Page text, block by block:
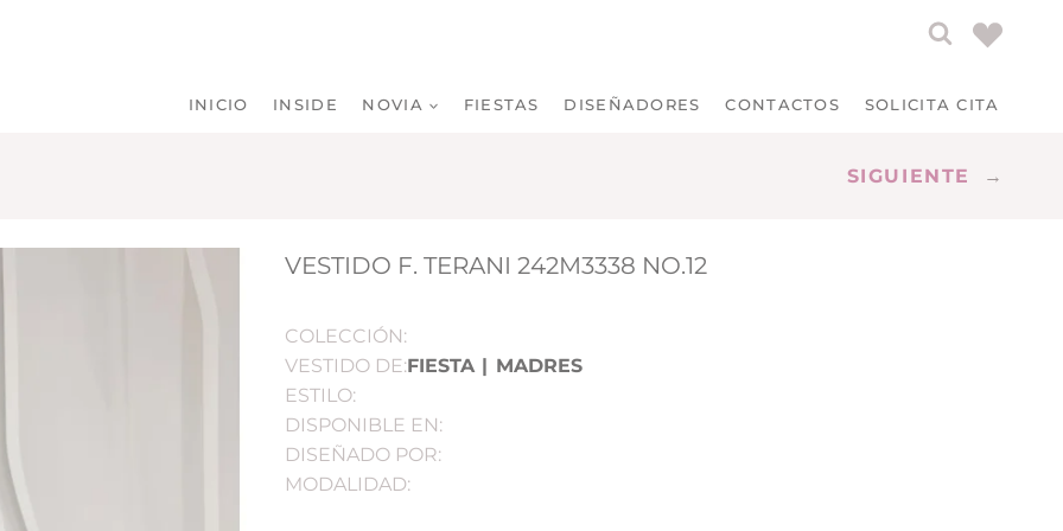
INICIO INSIDE NOVIA FIESTAS DISEÑADORES CONTACTOS SOLICITA CITA
SIGUIENTE →
VESTIDO F. TERANI 242M3338 NO.12
COLECCIÓN:
VESTIDO DE:FIESTA
MADRES
ESTILO:
DISPONIBLE EN:
DISEÑADO POR:
MODALIDAD: